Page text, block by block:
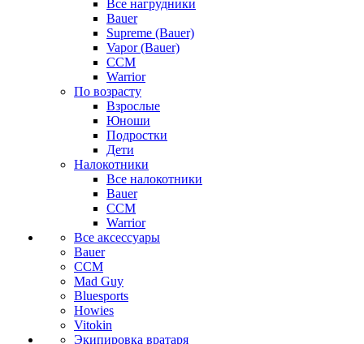
Все нагрудники
Bauer
Supreme (Bauer)
Vapor (Bauer)
CCM
Warrior
По возрасту
Взрослые
Юноши
Подростки
Дети
Налокотники
Все налокотники
Bauer
CCM
Warrior
Все аксессуары
Bauer
CCM
Mad Guy
Bluesports
Howies
Vitokin
Экипировка вратаря